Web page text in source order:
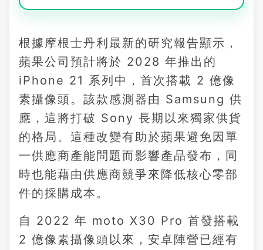
根據摩根士丹利最新的研究報告顯示，
蘋果公司預計將於 2028 年推出的
iPhone 21 系列中，首次搭載 2 億像
素攝像頭。該款感測器由 Samsung 供
應，這將打破 Sony 長期以來獨家供貨
的格局。這種改變有助於蘋果避免因單
一供應商產能問題而影響產品發布，同
時也能藉由供應商競爭來降低核心零部
件的採購成本。
自 2022 年 moto X30 Pro 首發搭載
2 億像素攝像頭以來，安卓陣營已經有